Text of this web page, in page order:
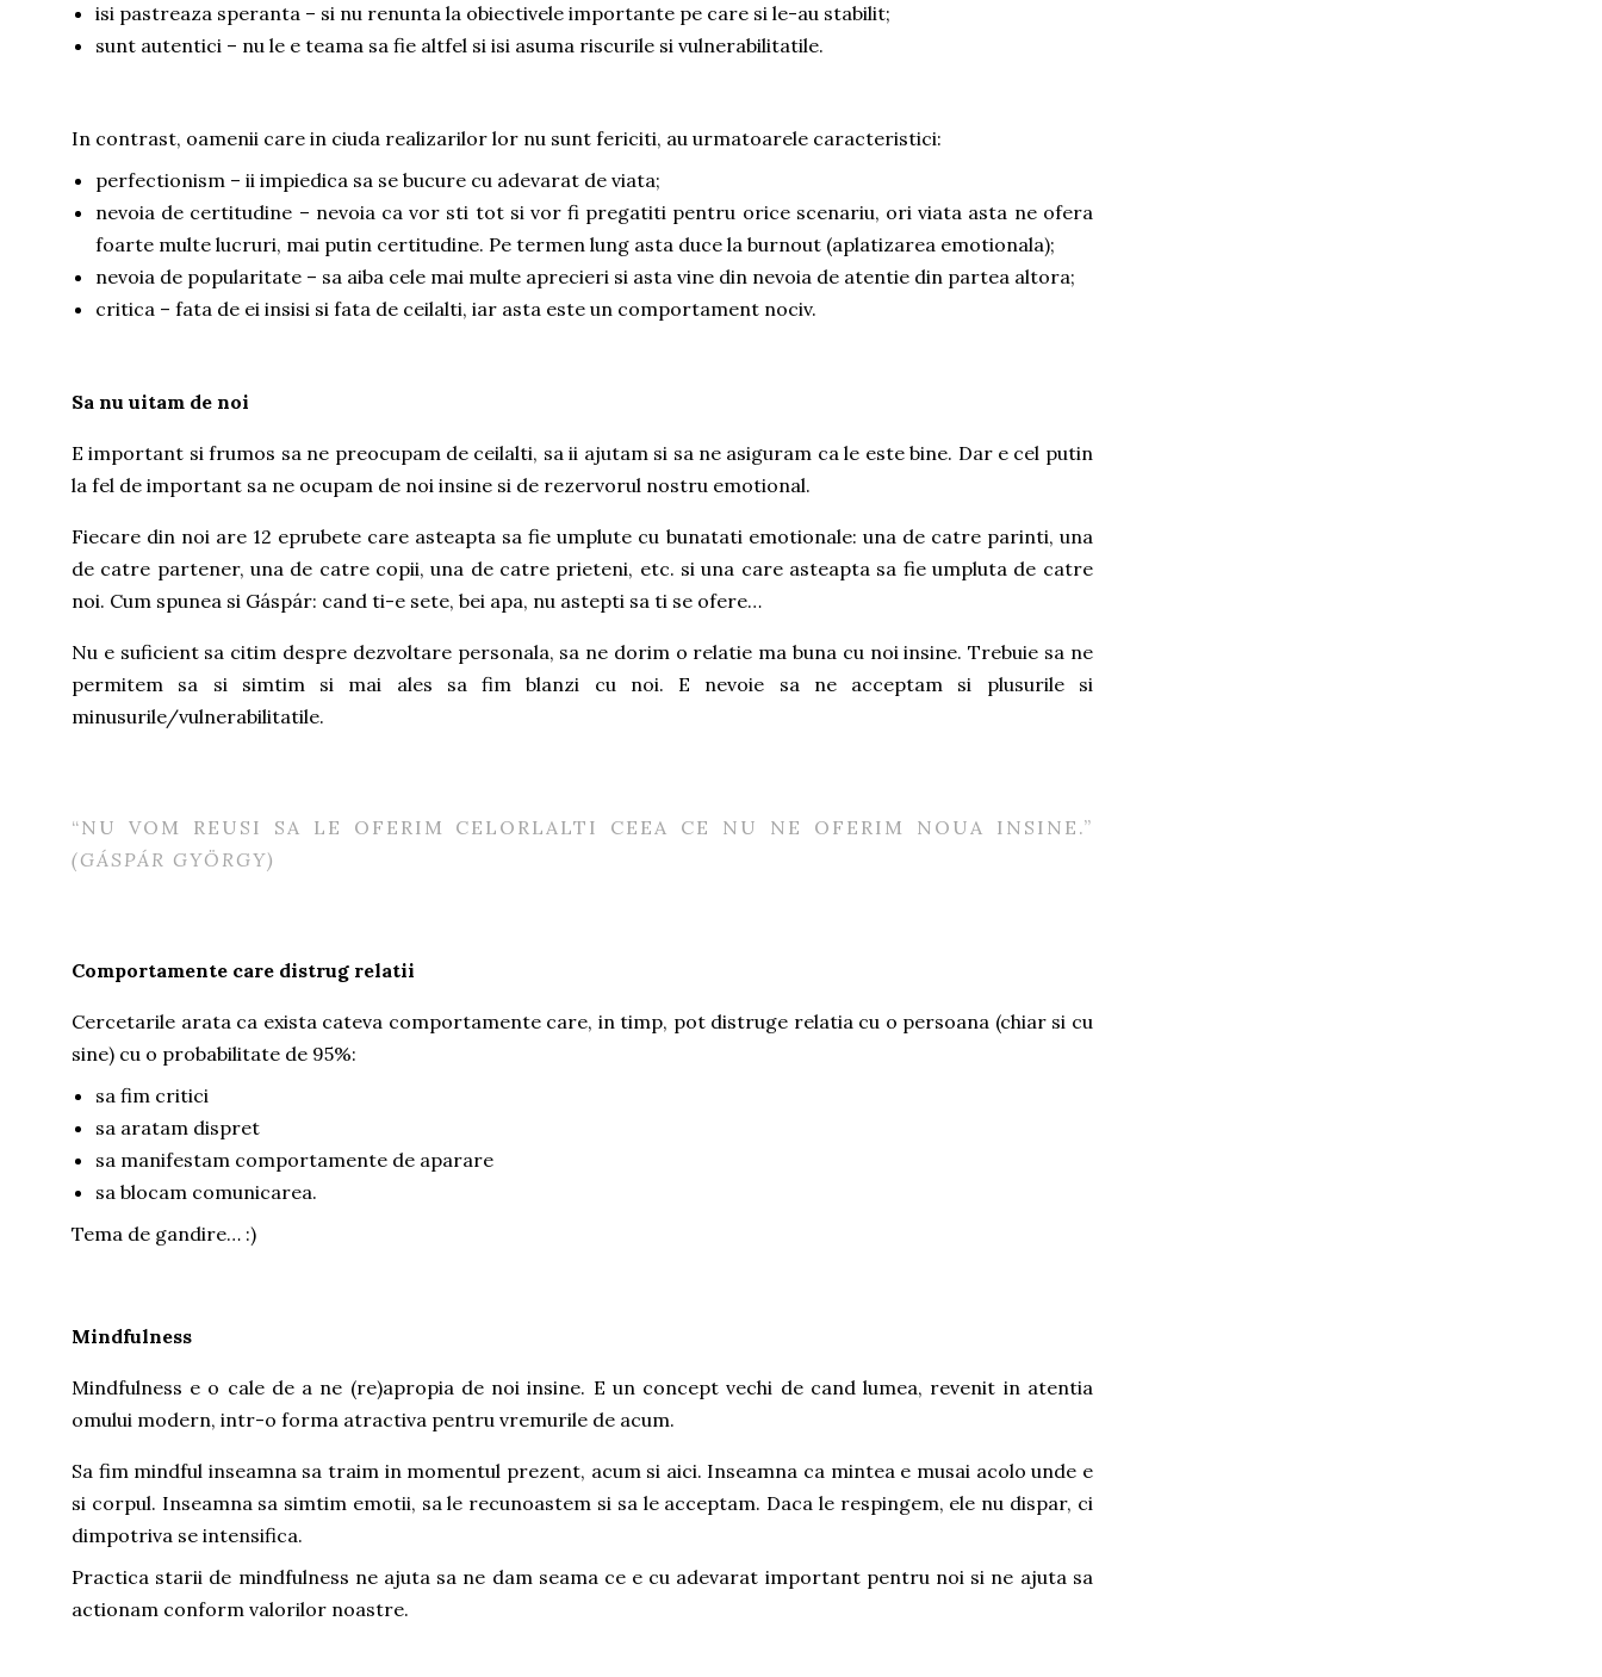
isi pastreaza speranta – si nu renunta la obiectivele importante pe care si le-au stabilit;
sunt autentici – nu le e teama sa fie altfel si isi asuma riscurile si vulnerabilitatile.
In contrast, oamenii care in ciuda realizarilor lor nu sunt fericiti, au urmatoarele caracteristici:
perfectionism – ii impiedica sa se bucure cu adevarat de viata;
nevoia de certitudine – nevoia ca vor sti tot si vor fi pregatiti pentru orice scenariu, ori viata asta ne ofera
foarte multe lucruri, mai putin certitudine. Pe termen lung asta duce la burnout (aplatizarea emotionala);
nevoia de popularitate – sa aiba cele mai multe aprecieri si asta vine din nevoia de atentie din partea altora;
critica – fata de ei insisi si fata de ceilalti, iar asta este un comportament nociv.
Sa nu uitam de noi
E important si frumos sa ne preocupam de ceilalti, sa ii ajutam si sa ne asiguram ca le este bine. Dar e cel putin
la fel de important sa ne ocupam de noi insine si de rezervorul nostru emotional.
Fiecare din noi are 12 eprubete care asteapta sa fie umplute cu bunatati emotionale: una de catre parinti, una
de catre partener, una de catre copii, una de catre prieteni, etc. si una care asteapta sa fie umpluta de catre
noi. Cum spunea si Gáspár: cand ti-e sete, bei apa, nu astepti sa ti se ofere…
Nu e suficient sa citim despre dezvoltare personala, sa ne dorim o relatie ma buna cu noi insine. Trebuie sa ne
permitem sa si simtim si mai ales sa fim blanzi cu noi. E nevoie sa ne acceptam si plusurile si
minusurile/vulnerabilitatile.
“NU VOM REUSI SA LE OFERIM CELORLALTI CEEA CE NU NE OFERIM NOUA INSINE.”
(GÁSPÁR GYÖRGY)
Comportamente care distrug relatii
Cercetarile arata ca exista cateva comportamente care, in timp, pot distruge relatia cu o persoana (chiar si cu
sine) cu o probabilitate de 95%:
sa fim critici
sa aratam dispret
sa manifestam comportamente de aparare
sa blocam comunicarea.
Tema de gandire… :)
Mindfulness
Mindfulness e o cale de a ne (re)apropia de noi insine. E un concept vechi de cand lumea, revenit in atentia
omului modern, intr-o forma atractiva pentru vremurile de acum.
Sa fim mindful inseamna sa traim in momentul prezent, acum si aici. Inseamna ca mintea e musai acolo unde e
si corpul. Inseamna sa simtim emotii, sa le recunoastem si sa le acceptam. Daca le respingem, ele nu dispar, ci
dimpotriva se intensifica.
Practica starii de mindfulness ne ajuta sa ne dam seama ce e cu adevarat important pentru noi si ne ajuta sa
actionam conform valorilor noastre.